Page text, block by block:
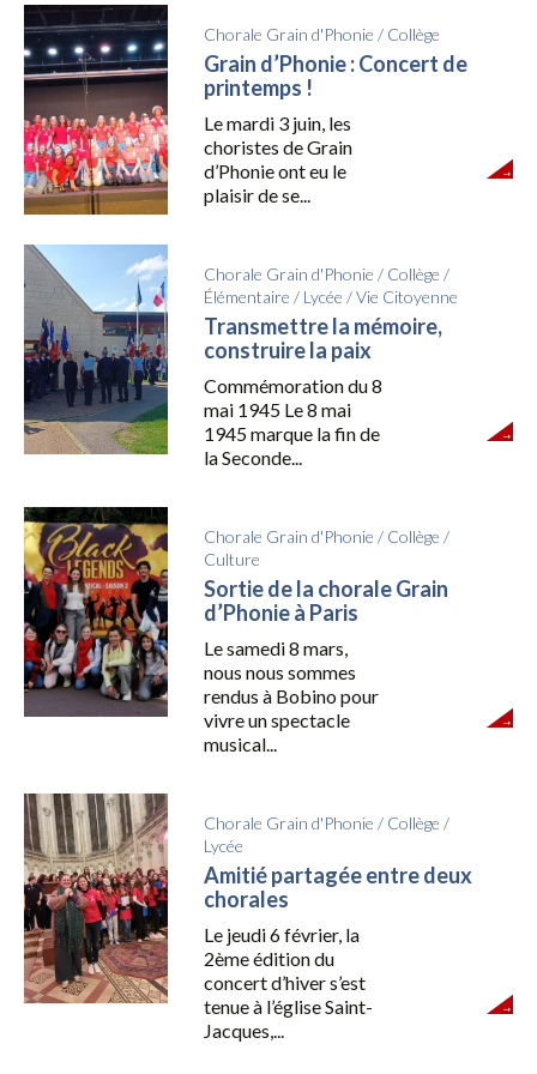
Chorale Grain d'Phonie / Collège
Grain d’Phonie : Concert de
printemps !
Le mardi 3 juin, les
choristes de Grain
d’Phonie ont eu le
plaisir de se...
Chorale Grain d'Phonie / Collège /
Élémentaire / Lycée /Vie Citoyenne
Transmettre la mémoire,
construire la paix
Commémoration du 8
mai 1945 Le 8 mai
1945 marque la fin de
la Seconde...
Chorale Grain d'Phonie / Collège /
Culture
Sortie de la chorale Grain
d’Phonie à Paris
Le samedi 8 mars,
nous nous sommes
rendus à Bobino pour
vivre un spectacle
musical...
Chorale Grain d'Phonie / Collège /
Lycée
Amitié partagée entre deux
chorales
Le jeudi 6 février, la
2ème édition du
concert d’hiver s’est
tenue à l’église Saint-
Jacques,...